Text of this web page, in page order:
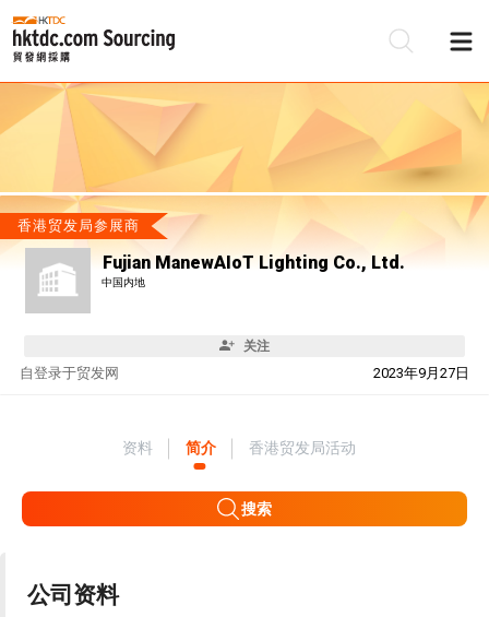
香港贸发局参展商
Fujian ManewAIoT Lighting Co., Ltd.
中国内地
关注
自 2023年9月27日
登录于贸发网
资料 简介 香港贸发局活动
搜索
公司资料